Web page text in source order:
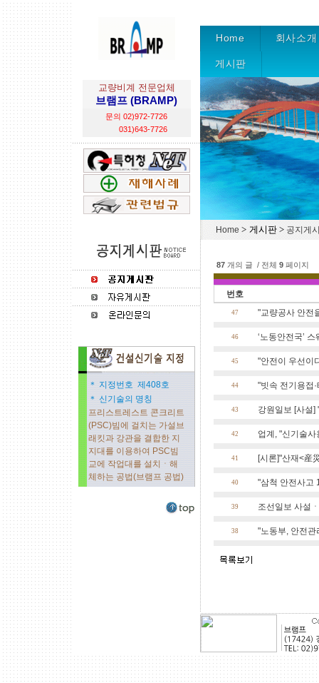
Home 회사소개
게시판
교량비계 전문업체
브램프 (BRAMP)
문의 02)972-7726
031)643-7726
＊ 지정번호 제408호
＊ 신기술의 명칭
프리스트레스트 콘크리트
(PSC)빔에 걸치는 가설브
래킷과 강관을 결합한 지
지대를 이용하여 PSC빔
교에 작업대를 설치ㆍ해
체하는 공법(브램프 공법)
Home > 게시판 > 공지게
87개의 글 / 전체 9페이지
번호
47 "교량공사 안전
46 ‘노동안전국’
45 "안전이 우선이
44 "빗속 전기용접
43 강원일보 [사설]
42 업계, "신기술
41 [시론]"산재<産
40 "삼척 안전사고
39 조선일보 사설
38 "노동부, 안전관